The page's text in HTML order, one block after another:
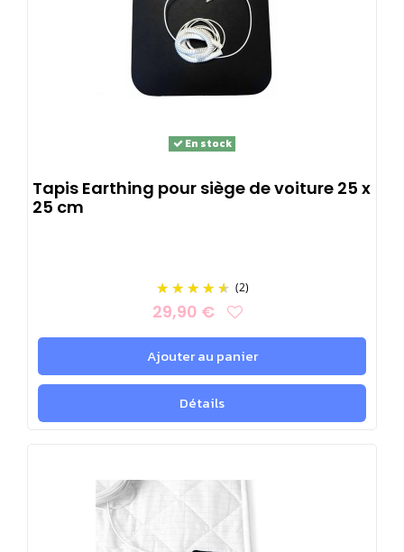
En stock
Tapis Earthing pour siège de voiture 25 x
25 cm
(2)
29,90 €
Ajouter au panier
Détails